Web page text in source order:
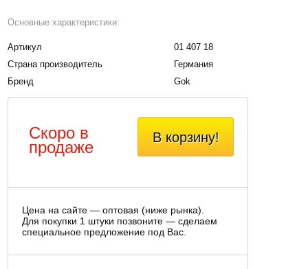
Основные характеристики:
Артикул
01 407 18
Страна производитель
Германия
Бренд
Gok
В корзину!
Скоро в
продаже
Цена на сайте — оптовая (ниже рынка).
Для покупки 1 штуки позвоните — сделаем
специальное предложение под Вас.